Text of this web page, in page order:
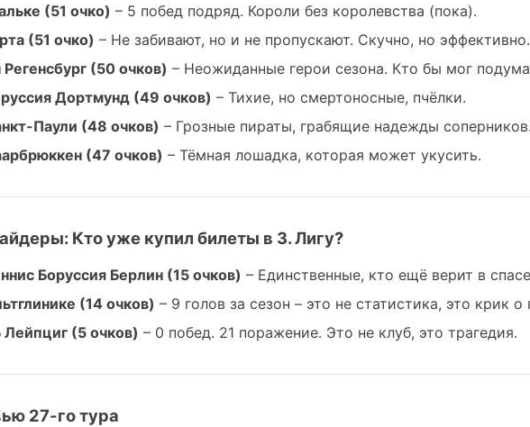
(51 очко) – 5 побед подряд. Короли без королевства (пока).
(51 очко) – Не забивают, но и не пропускают. Скучно, но эффективно.
Регенсбург (50 очков) – Неожиданные герои сезона. Кто бы мог
Дортмунд (49 очков) – Тихие, но смертоносные, пчёлки.
Паули (48 очков) – Грозные пираты, грабящие надежды соперников.
(47 очков) – Тёмная лошадка, которая может укусить.
Кто уже купил билеты в 3. Лигу?
Боруссия Берлин (15 очков) – Единственные, кто ещё верит в
(14 очков) – 9 голов за сезон – это не статистика, это крик
Лейпциг (5 очков) – 0 побед. 21 поражение. Это не клуб, это трагедия.
27-го тура